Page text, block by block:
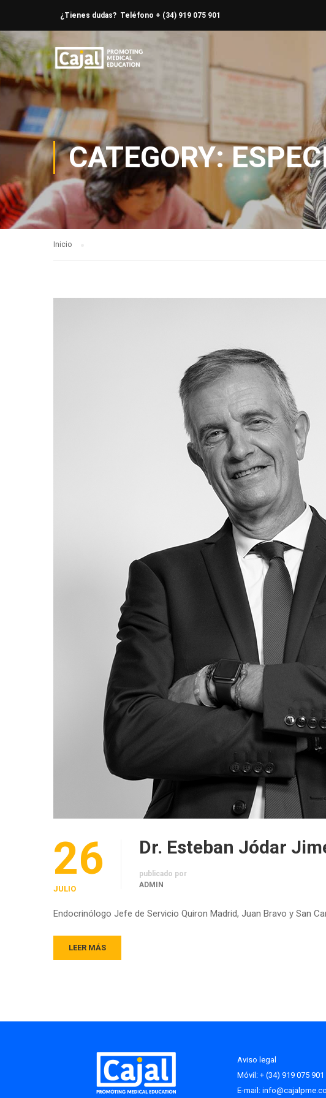
¿Tienes dudas? Teléfono + (34) 919 075 901
CATEGORY:
Inicio
26
JULIO
Dr. Esteban Jódar
publicado por
ADMIN
Endocrinólogo Jefe de Servicio Quiron Madrid, Juan Bravo y San
LEER MÁS
Aviso legal
Móvil: + (34) 919 075 901
E-mail: